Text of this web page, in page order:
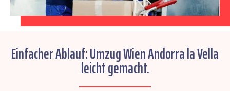
Einfacher Ablauf: Umzug Wien Andorra la Vella
leicht gemacht.